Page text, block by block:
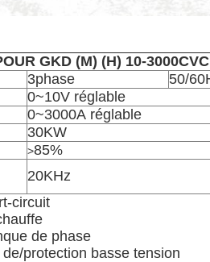
GKD (M) (H) 10-3000CVC
3phase 50/
0~10V réglable
0~3000A réglable
30KW
>85%
20KHz
circuit
de phase
protection basse tension